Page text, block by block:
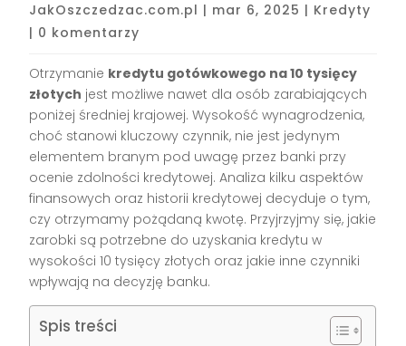
JakOszczedzac.com.pl | mar 6, 2025 | Kredyty
| 0 komentarzy
Otrzymanie kredytu gotówkowego na 10 tysięcy
złotych jest możliwe nawet dla osób zarabiających
poniżej średniej krajowej. Wysokość wynagrodzenia,
choć stanowi kluczowy czynnik, nie jest jedynym
elementem branym pod uwagę przez banki przy
ocenie zdolności kredytowej. Analiza kilku aspektów
finansowych oraz historii kredytowej decyduje o tym,
czy otrzymamy pożądaną kwotę. Przyjrzyjmy się, jakie
zarobki są potrzebne do uzyskania kredytu w
wysokości 10 tysięcy złotych oraz jakie inne czynniki
wpływają na decyzję banku.
Spis treści